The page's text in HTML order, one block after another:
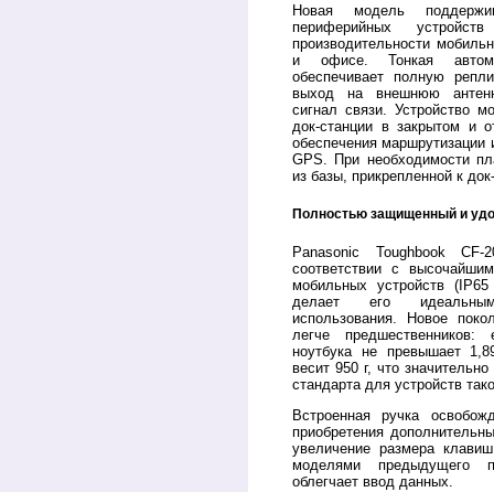
Новая модель
периферийных
производительности
и офисе. Тонкая
обеспечивает полную
выход на внешнюю
сигнал связи. Устройство
док-станции в закрытом и
обеспечения маршрутизации
GPS. При необходимости
из базы, прикрепленной к
Полностью защищенный и
Panasonic Toughbook
соответствии с
мобильных устройств
делает его
использования. Новое
легче
ноутбука не превышает
весит 950 г, что
стандарта для устройств
Встроенная ручка
приобретения
увеличение размера
моделями предыдущего
облегчает ввод данных.